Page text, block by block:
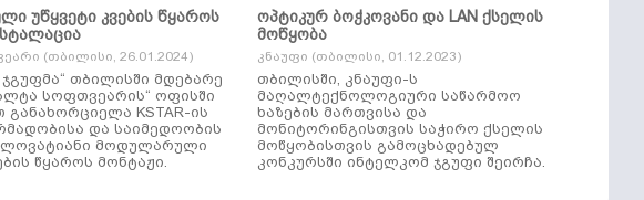
უწყვეტი კვების წყაროს
(თბილისი, 26.01.2024)
ჯგუფმა“ თბილისში მდებარე
სოფთვეარის“ ოფისში
KSTAR-ის
და საიმედოობის
მოდულარული
წყაროს მონტაჟი.
ოპტიკურ ბოჭკოვანი და LAN ქსელის
მოწყობა
კნაუფი (თბილისი, 01.12.2023)
თბილისში, კნაუფი-ს
მაღალტექნოლოგიური საწარმოო
ხაზების მართვისა და
მონიტორინგისთვის საჭირო ქსელის
მოწყობისთვის გამოცხადებულ
კონკურსში ინტელკომ ჯგუფი შეირჩა.